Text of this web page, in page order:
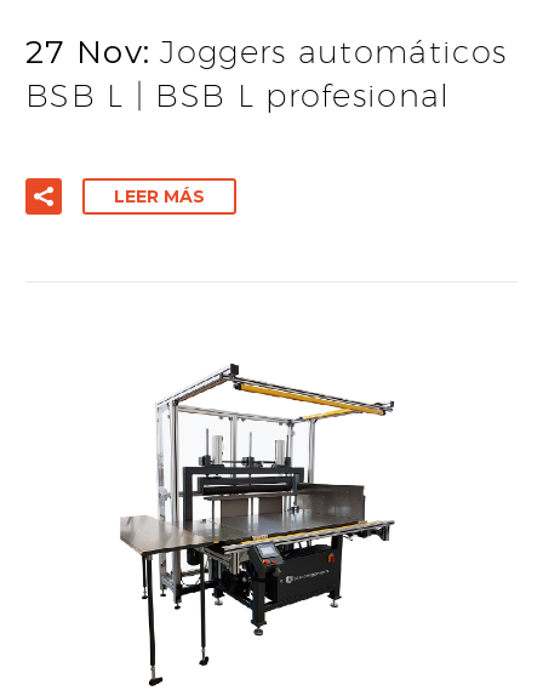
27 Nov:Joggers automáticos
BSB L | BSB L profesional
LEER MÁS